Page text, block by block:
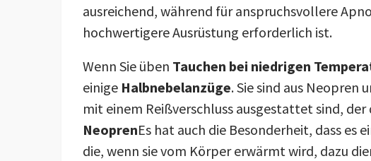
ausreichend, während für anspruchsvollere
hochwertigere Ausrüstung erforderlich ist.
Wenn Sie üben Tauchen bei niedrigen
einige Halbnebelanzüge. Sie sind aus Neopren
mit einem Reißverschluss ausgestattet sind,
NeoprenEs hat auch die Besonderheit, dass es
die, wenn sie vom Körper erwärmt wird, dazu